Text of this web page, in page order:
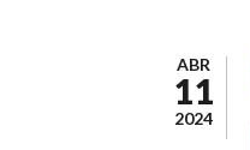
ABR
11
2024